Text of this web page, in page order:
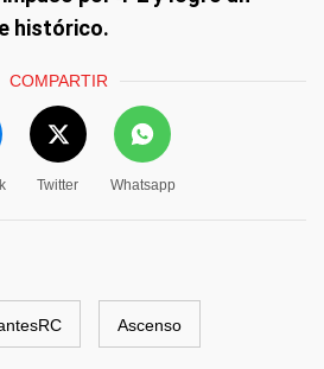
histórico.
COMPARTIR
Twitter Whatsapp
Ascenso